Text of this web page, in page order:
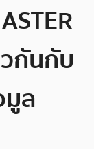
กันกับ
ล